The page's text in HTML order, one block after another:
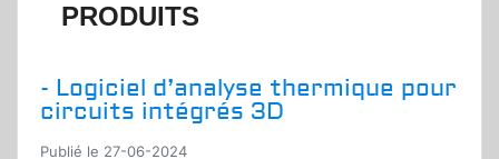
PRODUITS
- Logiciel d’analyse thermique pour
circuits intégrés 3D
Publié le 27-06-2024